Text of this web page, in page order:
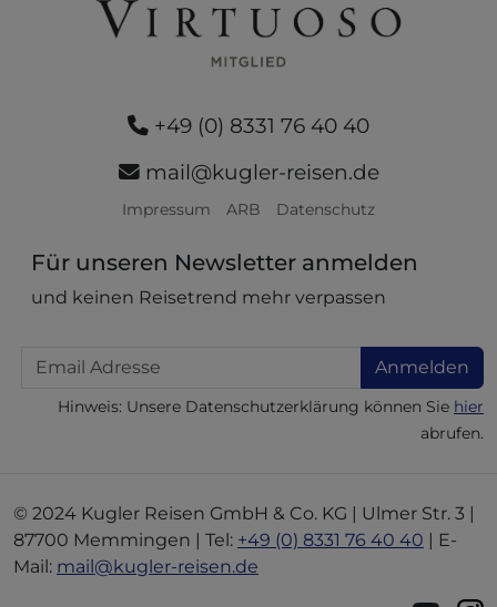
+49 (0) 8331 76 40 40
mail@kugler-reisen.de
Impressum ARB Datenschutz
Für unseren Newsletter anmelden
und keinen Reisetrend mehr verpassen
Email Anmelden
Hinweis: Unsere Datenschutzerklärung können Sie hier
abrufen.
© 2024 Kugler Reisen GmbH & Co. KG | Ulmer Str. 3 |
87700 Memmingen | Tel: +49 (0) 8331 76 40 40 | E-
Mail: mail@kugler-reisen.de